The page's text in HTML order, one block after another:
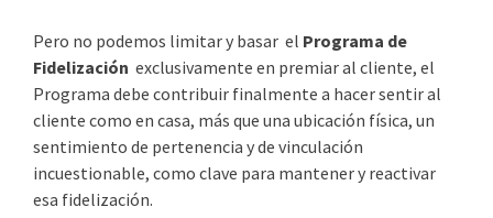
Pero no podemos limitar y basar el Programa de
Fidelización exclusivamente en premiar al cliente, el
Programa debe contribuir finalmente a hacer sentir al
cliente como en casa, más que una ubicación física, un
sentimiento de pertenencia y de vinculación
incuestionable, como clave para mantener y reactivar
esa fidelización.